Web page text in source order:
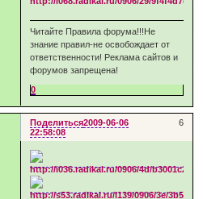
Читайте Правила форума!!!Не
знание правил-не освобождает от
ответственности! Реклама сайтов и
форумов запрещена!
0
Поделиться 6
2009-06-06
22:58:08